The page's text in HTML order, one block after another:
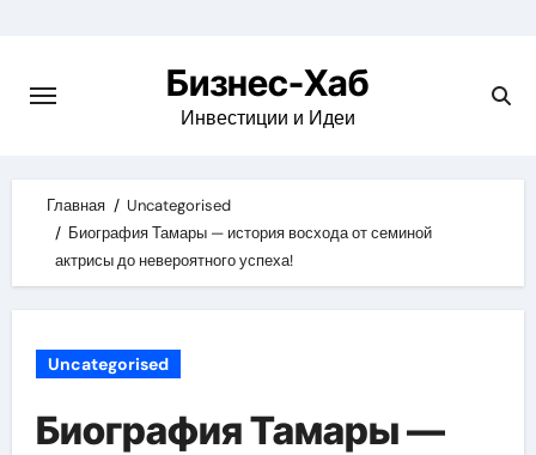
content
Бизнес-Хаб
Инвестиции и Идеи
Главная
Uncategorised
Биография Тамары — история восхода от семиной
актрисы до невероятного успеха!
Uncategorised
Биография Тамары —